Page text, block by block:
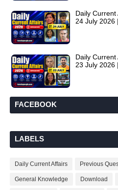
Daily
24 July 2026
Daily
23 July 2026
FACEBOOK
LABELS
Daily Current Affairs Previous
General Knowledge Download